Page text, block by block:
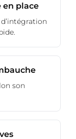
en place
son